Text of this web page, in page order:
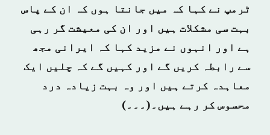
ٹرمپ نے کہا کہ میں جانتا ہوں کہ ان کے پاس
بہت سی مشکلات ہیں اور ان کی معیشت گر رہی
ہے اور انہوں نے مزید کہا کہ ایرانی مجھ
سے رابطہ کریں گے اور کہیں گے کہ چلیں ایک
معاہدہ کرتے ہیں اور وہ بہت زیادہ درد
محسوس کر رہے ہیں۔(۔۔۔)